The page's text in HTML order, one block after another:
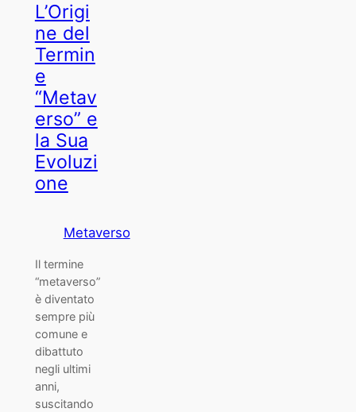
L’Origi
ne del
Termin
e
“Metav
erso” e
la Sua
Evoluzi
one
Metaverso
Il termine
“metaverso”
è diventato
sempre più
comune e
dibattuto
negli ultimi
anni,
suscitando